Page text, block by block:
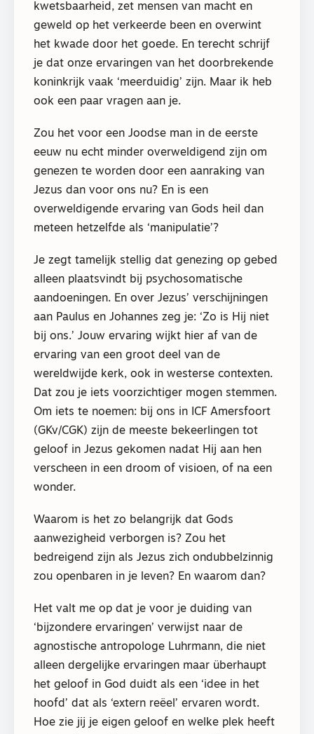
kwetsbaarheid, zet mensen van macht en
geweld op het verkeerde been en overwint
het kwade door het goede. En terecht schrijf
je dat onze ervaringen van het doorbrekende
koninkrijk vaak ‘meerduidig’ zijn. Maar ik heb
ook een paar vragen aan je.
Zou het voor een Joodse man in de eerste
eeuw nu echt minder overweldigend zijn om
genezen te worden door een aanraking van
Jezus dan voor ons nu? En is een
overweldigende ervaring van Gods heil dan
meteen hetzelfde als ‘manipulatie’?
Je zegt tamelijk stellig dat genezing op gebed
alleen plaatsvindt bij psychosomatische
aandoeningen. En over Jezus’ verschijningen
aan Paulus en Johannes zeg je: ‘Zo is Hij niet
bij ons.’ Jouw ervaring wijkt hier af van de
ervaring van een groot deel van de
wereldwijde kerk, ook in westerse contexten.
Dat zou je iets voorzichtiger mogen stemmen.
Om iets te noemen: bij ons in ICF Amersfoort
(GKv/CGK) zijn de meeste bekeerlingen tot
geloof in Jezus gekomen nadat Hij aan hen
verscheen in een droom of visioen, of na een
wonder.
Waarom is het zo belangrijk dat Gods
aanwezigheid verborgen is? Zou het
bedreigend zijn als Jezus zich ondubbelzinnig
zou openbaren in je leven? En waarom dan?
Het valt me op dat je voor je duiding van
‘bijzondere ervaringen’ verwijst naar de
agnostische antropologe Luhrmann, die niet
alleen dergelijke ervaringen maar überhaupt
het geloof in God duidt als een ‘idee in het
hoofd’ dat als ‘extern reëel’ ervaren wordt.
Hoe zie jij je eigen geloof en welke plek heeft